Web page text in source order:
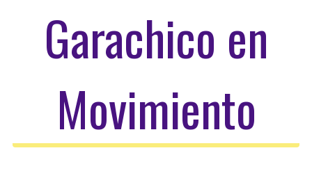
Garachico en
Movimiento